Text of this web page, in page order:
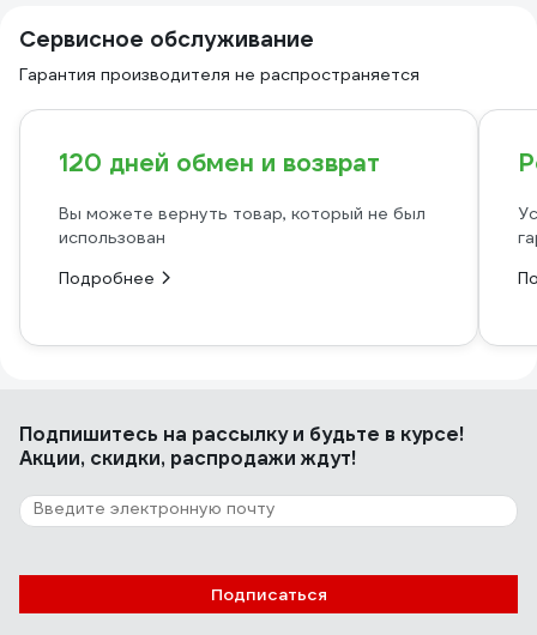
Сервисное обслуживание
Гарантия производителя не распространяется
120 дней обмен и возврат
Вы можете вернуть товар, который не был
использован
Подробнее
Подпишитесь на рассылкуи будьте в курсе!
Акции, скидки, распродажи ждут!
Подписаться